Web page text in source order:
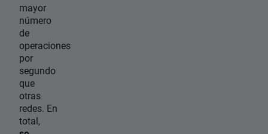
mayor
número
de
operaciones
por
segundo
que
otras
redes. En
total,